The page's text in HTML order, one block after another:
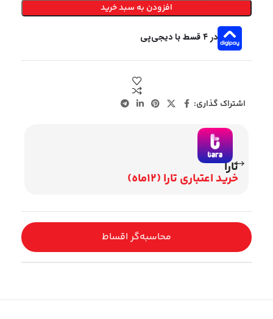
افزودن به سبد خرید
در ۴ قسط با دیجی‌پی
اشتراک گذاری:
تارا
خرید اعتباری تارا (12ماه)
محاسبه‌گر اقساط